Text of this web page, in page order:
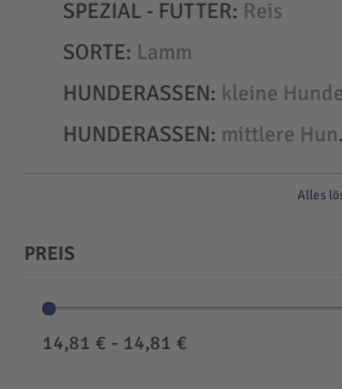
SPEZIAL - FUTTER Reis
SORTE Lamm
HUNDERASSEN kleine Hunde
HUNDERASSEN mittlere Hunde
Alles
PREIS
14,81 € - 14,81 €